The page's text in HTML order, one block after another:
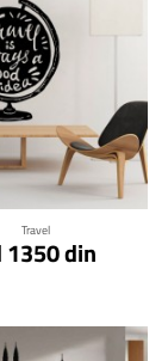
Travel
1350 din
za detalje